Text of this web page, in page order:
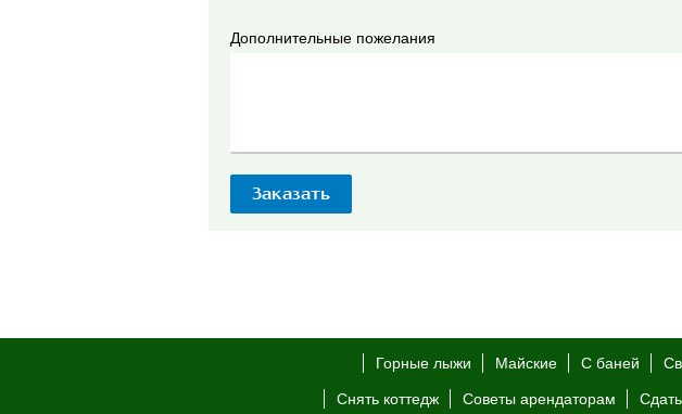
Дополнительные пожелания
Горные лыжи Майские С баней
Снять коттедж Советы арендаторам